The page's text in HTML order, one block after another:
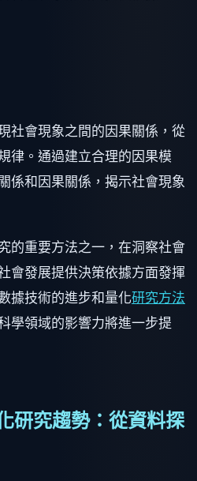
社會現象之間的因果關係，從
律。通過建立合理的因果模
係和因果關係，揭示社會現象
的重要方法之一，在洞察社會
會發展提供決策依據方面發揮
據技術的進步和量化研究方法
學領域的影響力將進一步提
研究趨勢：從資料探